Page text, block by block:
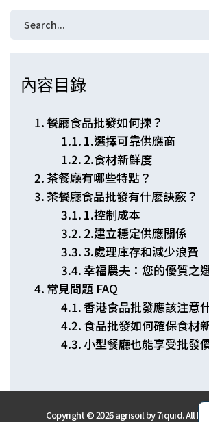
內容目錄
餐廳食品批發如何揀？
1.選擇可靠供應商
2.食材新鮮度
茶餐廳有哪些特點？
茶餐廳食品批發有什麽訣竅？
1.控制成本
2.建立穩定供應關係
3.處理庫存和減少浪費
幸福農夫：您的優質之
常見問題 FAQ
香港食品批發應該注意
食品批發如何確保食材
小型餐廳也能享受批發
Copyright © 2026 agrisoil by7iquid. All